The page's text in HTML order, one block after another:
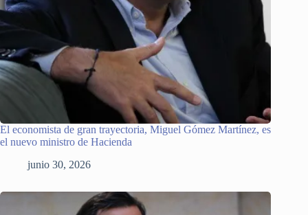
El economista de gran trayectoria, Miguel Gómez Martínez, es
el nuevo ministro de Hacienda
junio 30, 2026